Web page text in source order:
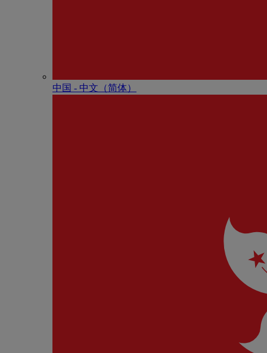
中国 - 中⽂（简体）